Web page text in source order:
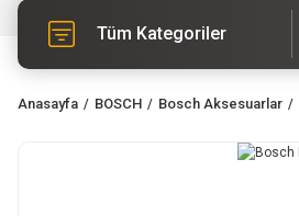
Tüm Kategoriler
Anasayfa BOSCH Bosch Aksesuarlar